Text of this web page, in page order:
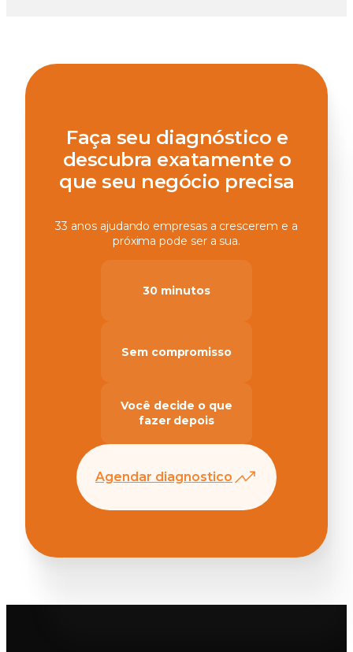
Faça seu diagnóstico e
descubra exatamente o
que seu negócio precisa
33 anos ajudando empresas a crescerem e a
próxima pode ser a sua.
30 minutos
Sem compromisso
Você decide o que
fazer depois
Agendar diagnostico